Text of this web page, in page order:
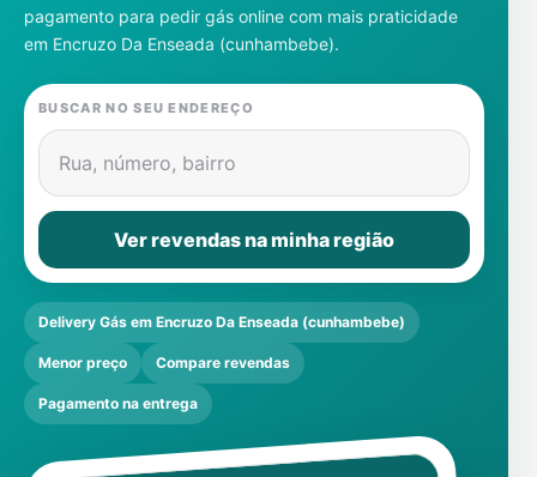
Gás
pagamento para pedir gás online com mais praticidade
em Encruzo Da Enseada (cunhambebe).
BUSCAR NO SEU ENDEREÇO
Rua, número, bairro
Ver revendas na minha região
Delivery Gás em Encruzo Da Enseada (cunhambebe)
Menor preço Compare revendas
Pagamento na entrega